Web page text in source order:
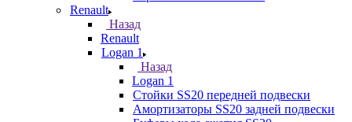
Renault
Назад
Renault
Logan 1
Назад
Logan 1
Стойки SS20 передней подвески
Амортизаторы SS20 задней подвески